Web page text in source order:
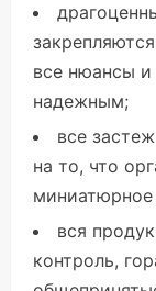
все нюансы
надежным;
все
на то, что
вся
контроль,